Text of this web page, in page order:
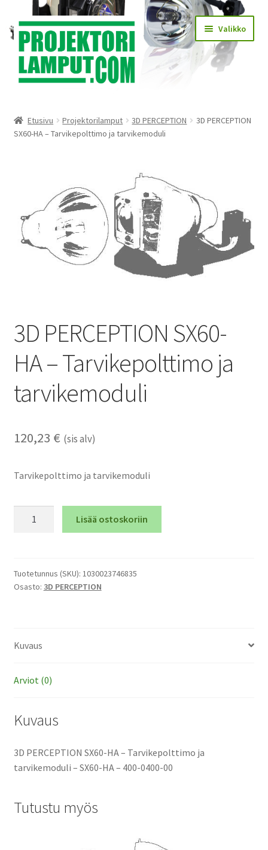
Siirry
navigointiin
Siirry
sisältöön
Valikko
Käyttöehdot
valikko
Yhteystiedot
KIRJAUDU
Etusivu Projektorilamput 3D PERCEPTION
3D PERCEPTION
SX60-HA – Tarvikepolttimo ja tarvikemoduli
3D PERCEPTION SX60-
HA – Tarvikepolttimo ja
tarvikemoduli
120,23 € (sis alv)
Tarvikepolttimo ja tarvikemoduli
-
Tarvikepolttimo
Lisää ostoskoriin
Tuotetunnus (SKU): 1030023746835
Osasto: 3D PERCEPTION
Kuvaus
Arviot (0)
Kuvaus
3D PERCEPTION SX60-HA – Tarvikepolttimo ja
tarvikemoduli – SX60-HA – 400-0400-00
Tutustu myös